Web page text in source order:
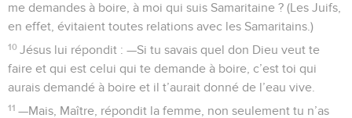
me demandes à boire, à moi qui suis Samaritaine ? (Les Juifs,
en effet, évitaient toutes relations avec les Samaritains.)
10 Jésus lui répondit : —Si tu savais quel don Dieu veut te
faire et qui est celui qui te demande à boire, c’est toi qui
aurais demandé à boire et il t’aurait donné de l’eau vive.
11 —Mais, Maître, répondit la femme, non seulement tu n’as